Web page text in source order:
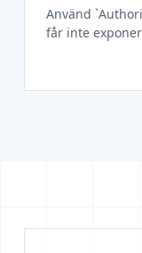
Använd
får inte